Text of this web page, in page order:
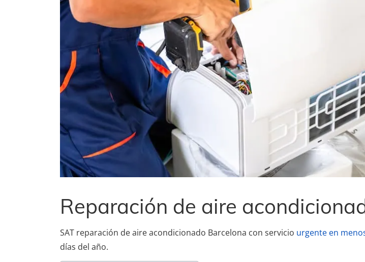
Reparación de aire
SAT reparación de aire acondicionado Barcelona con servicio urgente en
días del año.